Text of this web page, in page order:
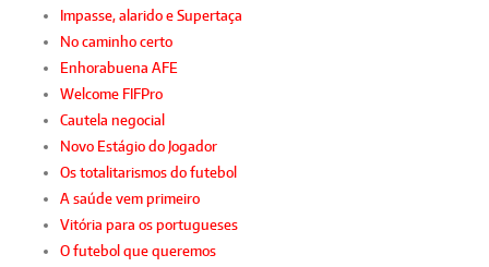
Impasse, alarido e Supertaça
No caminho certo
Enhorabuena AFE
Welcome FIFPro
Cautela negocial
Novo Estágio do Jogador
Os totalitarismos do futebol
A saúde vem primeiro
Vitória para os portugueses
O futebol que queremos